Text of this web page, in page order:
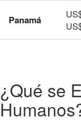
Panamá
¿Qué se